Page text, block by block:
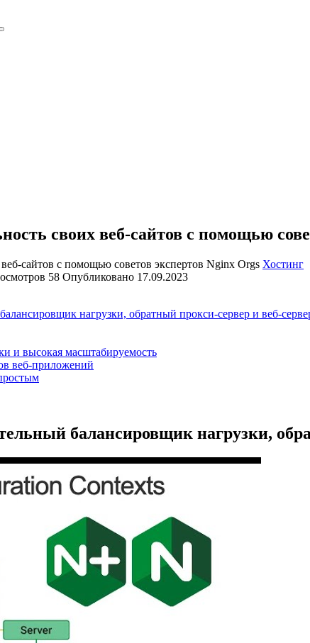
своих веб-сайтов с помощью
Хостинг
58 Опубликовано 17.09.2023
нагрузки, обратный прокси-сервер и веб-
и высокая масштабируемость
веб-приложений
балансировщик нагрузки,